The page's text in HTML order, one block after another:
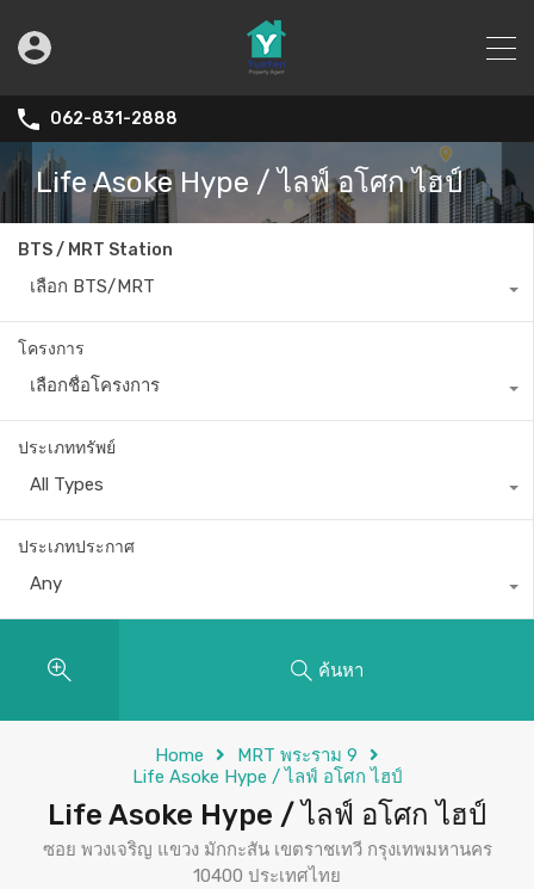
062-831-2888
Life Asoke Hype / ไลฟ์ อโศก ไฮป์
BTS / MRT Station
เลือก BTS/MRT
โครงการ
เลือกชื่อโครงการ
ประเภททรัพย์
All Types
ประเภทประกาศ
Any
ค้นหา
Home
MRT พระราม 9
Life Asoke Hype / ไลฟ์ อโศก ไฮป์
Life Asoke Hype / ไลฟ์ อโศก ไฮป์
ซอย พวงเจริญ แขวง มักกะสัน เขตราชเทวี กรุงเทพมหานคร
10400 ประเทศไทย